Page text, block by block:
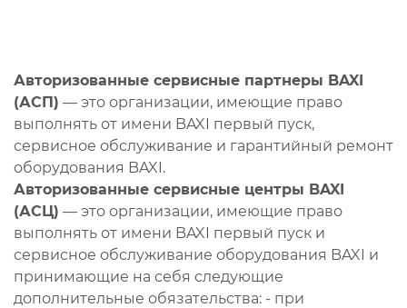
Авторизованные сервисные партнеры BAXI
(АСП) — это организации, имеющие право
выполнять от имени BAXI первый пуск,
сервисное обслуживание и гарантийный ремонт
оборудования BAXI.
Авторизованные сервисные центры BAXI
(АСЦ) — это организации, имеющие право
выполнять от имени BAXI первый пуск и
сервисное обслуживание оборудования BAXI и
принимающие на себя следующие
дополнительные обязательства: - при